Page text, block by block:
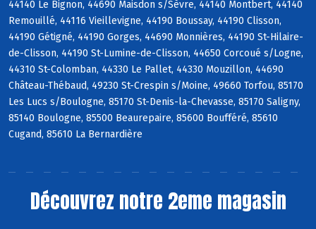
44140 Le Bignon, 44690 Maisdon s/Sèvre, 44140 Montbert, 44140
Remouillé, 44116 Vieillevigne, 44190 Boussay, 44190 Clisson,
44190 Gétigné, 44190 Gorges, 44690 Monnières, 44190 St-Hilaire-
de-Clisson, 44190 St-Lumine-de-Clisson, 44650 Corcoué s/Logne,
44310 St-Colomban, 44330 Le Pallet, 44330 Mouzillon, 44690
Château-Thébaud, 49230 St-Crespin s/Moine, 49660 Torfou, 85170
Les Lucs s/Boulogne, 85170 St-Denis-la-Chevasse, 85170 Saligny,
85140 Boulogne, 85500 Beaurepaire, 85600 Boufféré, 85610
Cugand, 85610 La Bernardière
Découvrez notre 2eme magasin